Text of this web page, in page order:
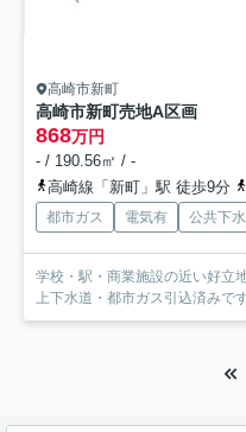
高崎市新町
高崎市新町売地A区画
868万円
- / 190.56㎡ / -
高崎線「新町」駅 徒歩9分
都市ガス 電気有 公共下水
学校・駅・商業施設の近い好立地
上下水道・都市ガス引込済みです